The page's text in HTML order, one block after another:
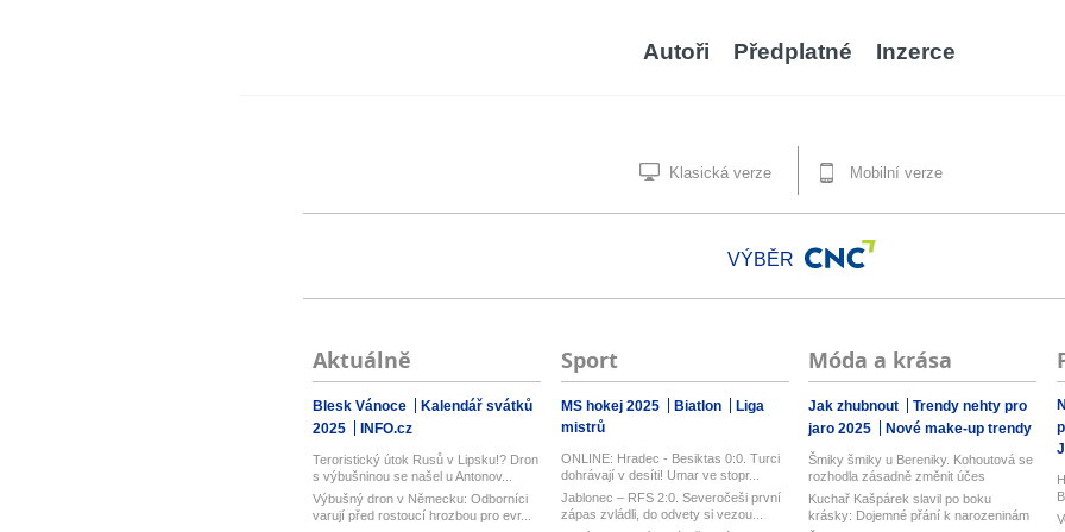
Autoři Předplatné Inzerce
Klasická verze Mobilní verze
VÝBĚR
Aktuálně
Blesk Vánoce
Kalendář svátků
2025
INFO.cz
Teroristický útok Rusů v Lipsku!? Dron
s výbušninou se našel u Antonov...
Výbušný dron v Německu: Odborníci
varují před rostoucí hrozbou pro evr...
Sport
MS hokej 2025 Biatlon
Liga
mistrů
ONLINE: Hradec - Besiktas 0:0. Turci
dohrávají v desíti! Umar ve stopr...
Jablonec – RFS 2:0. Severočeši první
zápas zvládli, do odvety si vezou...
Móda a krása
Jak zhubnout
Trendy nehty pro
jaro 2025
Nové make-up trendy
Šmiky šmiky u Bereniky. Kohoutová se
rozhodla zásadně změnit účes
Kuchař Kašpárek slavil po boku
krásky: Dojemné přání k narozeninám